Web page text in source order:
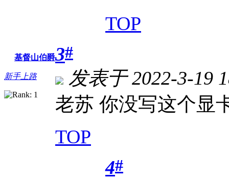
TOP
基督山伯爵
新手上路
3#
发表于 2022-3-19
老苏 你没写这个显
TOP
4#